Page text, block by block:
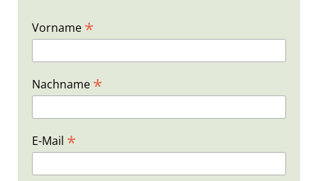
Vorname *
Nachname *
E-Mail *